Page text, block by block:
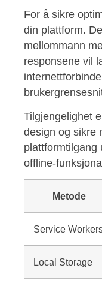
For å sikre
din plattform.
mellommann
responsene vil
Tilgjengelighet
design og sikre
plattformtilgang
offline-
Metode
Service
Local Storage